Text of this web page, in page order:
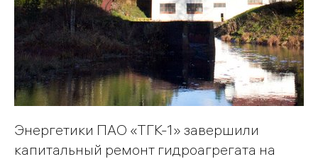
Энергетики ПАО «ТГК-1» завершили
капитальный ремонт гидроагрегата на